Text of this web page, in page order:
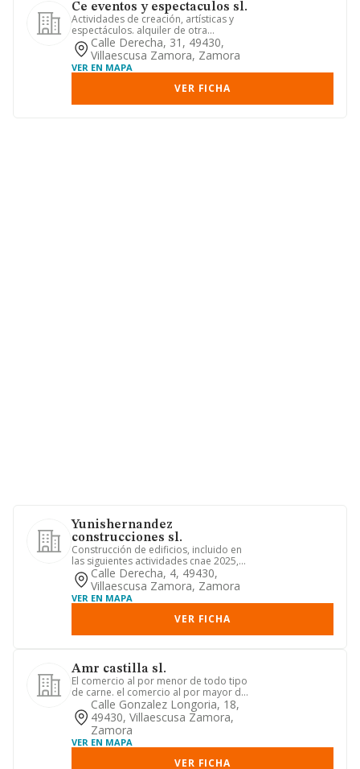
Ce eventos y espectaculos sl.
Actividades de creación, artísticas y
espectáculos. alquiler de otra
maquinaria, equipos y bienes t...
Calle Derecha, 31, 49430,
Villaescusa Zamora, Zamora
VER EN MAPA
VER FICHA
Yunishernandez
construcciones sl.
Construcción de edificios, incluido en
las siguientes actividades cnae 2025,
con el código 41.0. ot...
Calle Derecha, 4, 49430,
Villaescusa Zamora, Zamora
VER EN MAPA
VER FICHA
Amr castilla sl.
El comercio al por menor de todo tipo
de carne. el comercio al por mayor de
todo tipo de carne. la ...
Calle Gonzalez Longoria, 18,
49430, Villaescusa Zamora,
Zamora
VER EN MAPA
VER FICHA